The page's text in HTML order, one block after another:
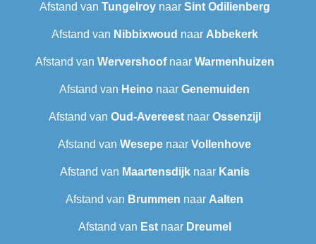
Afstand van Tungelroynaar Sint Odilienberg
Afstand van Nibbixwoud naar Abbekerk
Afstand van Wervershoofnaar Warmenhuizen
Afstand van Heino naar Genemuiden
Afstand van Oud-Avereestnaar Ossenzijl
Afstand van Wesepe naar Vollenhove
Afstand van Maartensdijknaar Kanis
Afstand van Brummen naar Aalten
Afstand van Estnaar Dreumel